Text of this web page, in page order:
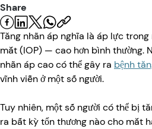
Share
Tăng nhãn áp nghĩa là áp lực
mắt (IOP) — cao hơn bình thường.
nhãn áp cao có thể gây ra bệnh
vĩnh viễn ở một số người.
Tuy nhiên, một số người có thể bị
ra bất kỳ tổn thương nào cho mắt